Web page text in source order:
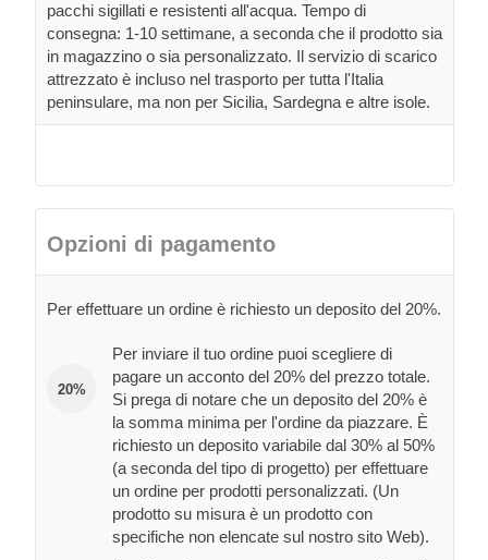
pacchi sigillati e resistenti all'acqua. Tempo di
consegna: 1-10 settimane, a seconda che il prodotto sia
in magazzino o sia personalizzato. Il servizio di scarico
attrezzato è incluso nel trasporto per tutta l'Italia
peninsulare, ma non per Sicilia, Sardegna e altre isole.
Opzioni di pagamento
Per effettuare un ordine è richiesto un deposito del 20%.
20%
Per inviare il tuo ordine puoi scegliere di
pagare un acconto del 20% del prezzo totale.
Si prega di notare che un deposito del 20% è
la somma minima per l'ordine da piazzare. È
richiesto un deposito variabile dal 30% al 50%
(a seconda del tipo di progetto) per effettuare
un ordine per prodotti personalizzati. (Un
prodotto su misura è un prodotto con
specifiche non elencate sul nostro sito Web).